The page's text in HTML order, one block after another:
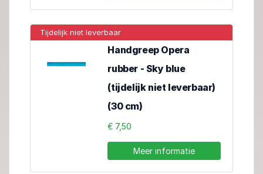
Tijdelijk niet leverbaar
Handgreep Opera
rubber - Sky blue
(tijdelijk niet leverbaar)
(30 cm)
€ 7,50
Meer informatie